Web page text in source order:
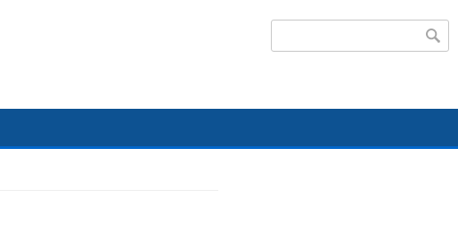
Search form